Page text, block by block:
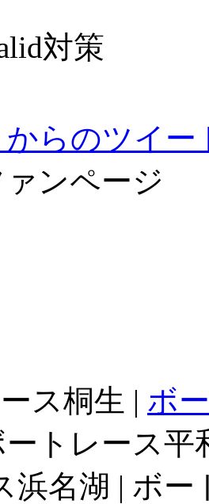
対策
からのツイー
ァンページ
ス桐生 | ボ
ートレース平
浜名湖 | ボ